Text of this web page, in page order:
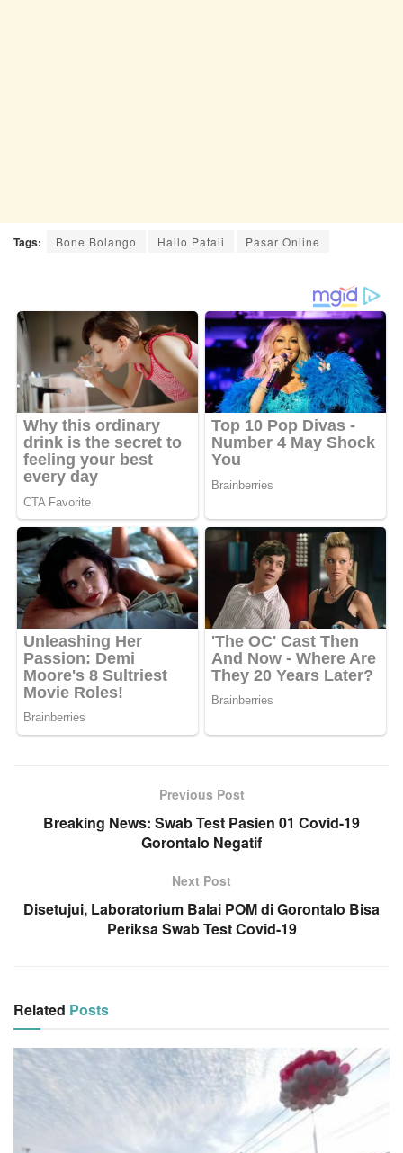
Tags: Bone Bolango Hallo Patali Pasar Online
Previous Post
Breaking News: Swab Test Pasien 01 Covid-19
Gorontalo Negatif
Next Post
Disetujui, Laboratorium Balai POM di Gorontalo Bisa
Periksa Swab Test Covid-19
Related Posts